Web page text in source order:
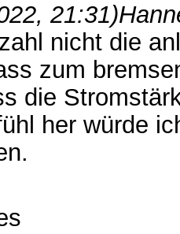
21:31)
nicht die
zum
die
her würde